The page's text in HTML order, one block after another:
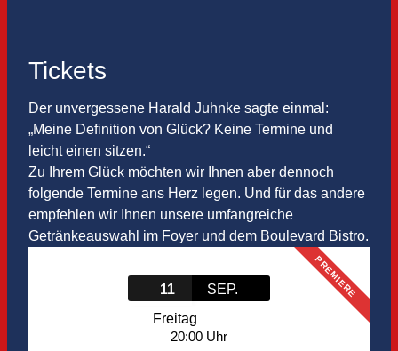
Tickets
Der unvergessene Harald Juhnke sagte einmal:
„Meine Definition von Glück? Keine Termine und
leicht einen sitzen.“
Zu Ihrem Glück möchten wir Ihnen aber dennoch
folgende Termine ans Herz legen. Und für das andere
empfehlen wir Ihnen unsere umfangreiche
Getränkeauswahl im Foyer und dem Boulevard Bistro.
PREMIERE
11
SEP.
Freitag
20:00